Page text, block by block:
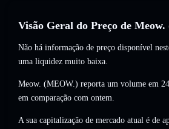
Visão Geral do Preço de
Não há informação de preço disponível
uma liquidez muito baixa.
Meow. (MEOW.) reporta um volume em
em comparação com ontem.
A sua capitalização de mercado atual é de